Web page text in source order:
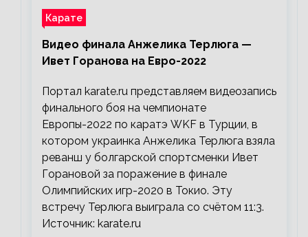
Карате
Видео финала Анжелика Терлюга —
Ивет Горанова на Евро-2022
Портал karate.ru представляем видеозапись
финального боя на чемпионате
Европы-2022 по каратэ WKF в Турции, в
котором украинка Анжелика Терлюга взяла
реванш у болгарской спортсменки Ивет
Горановой за поражение в финале
Олимпийских игр-2020 в Токио. Эту
встречу Терлюга выиграла со счётом 11:3.
Источник: karate.ru